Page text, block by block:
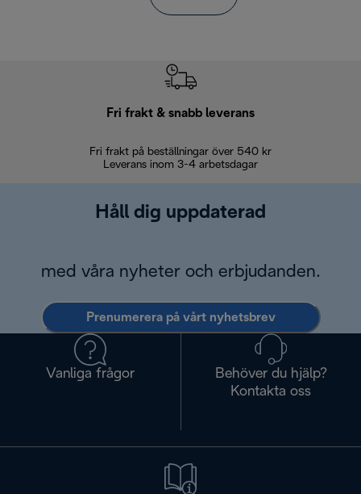
Fri frakt & snabb leverans
Fri frakt på beställningar över 540 kr
Leverans inom 3-4 arbetsdagar
Håll dig uppdaterad
med våra nyheter och erbjudanden.
Prenumerera på vårt nyhetsbrev
Vanliga frågor
Behöver du hjälp?
Kontakta oss